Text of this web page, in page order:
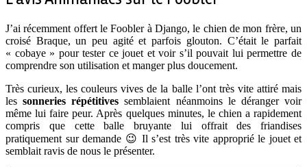
J’ai récemment offert le Foobler à Django, le chien de mon frère, un
croisé Braque, un peu agité et parfois glouton. C’était le parfait
« cobaye » pour tester ce jouet et voir s’il pouvait lui permettre de
comprendre son utilisation et manger plus doucement.
Très curieux, les couleurs vives de la balle l’ont très vite attiré mais
lessonneries répétitives semblaient néanmoins le déranger voir
même lui faire peur. Après quelques minutes, le chien a rapidement
compris que cette balle bruyante lui offrait des friandises
pratiquement sur demande 😉 Il s’est très vite approprié le jouet et
semblait ravis de nous le présenter.